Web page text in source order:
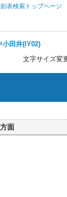
表検索トップページ
小田井(IY02)
文字サイズ変
面